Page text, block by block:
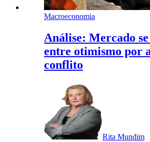
Macroeconomia
Análise: Mercado
entre otimismo por
conflito
Rita Mundim